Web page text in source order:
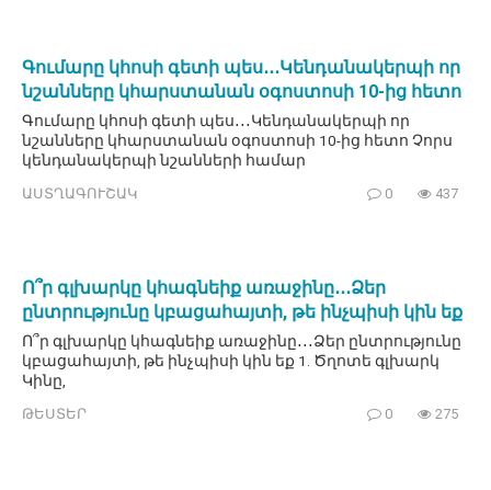
Գումարը կհոսի գետի պես․․․Կենդանակերպի որ
նշանները կհարստանան օգոստոսի 10-ից հետո
Գումարը կհոսի գետի պես․․․Կենդանակերպի որ
նշանները կհարստանան օգոստոսի 10-ից հետո Չորս
կենդանակերպի նշանների համար
ԱՍՏՂԱԳՈՒՇԱԿ 0 437
Ո՞ր գլխարկը կհագնեիք առաջինը․․․Ձեր
ընտրությունը կբացահայտի, թե ինչպիսի կին եք
Ո՞ր գլխարկը կհագնեիք առաջինը․․․Ձեր ընտրությունը
կբացահայտի, թե ինչպիսի կին եք 1. Ծղոտե գլխարկ
Կինը,
ԹԵՍՏԵՐ 0 275